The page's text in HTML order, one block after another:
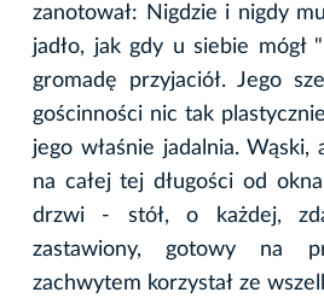
zanotował: Nigdzie i nigdy
jadło, jak gdy u siebie mógł
gromadę przyjaciół. Jego
gościnności nic tak
jego właśnie jadalnia. Wąski,
na całej tej długości od
drzwi - stół, o każdej,
zastawiony, gotowy na
zachwytem korzystał ze